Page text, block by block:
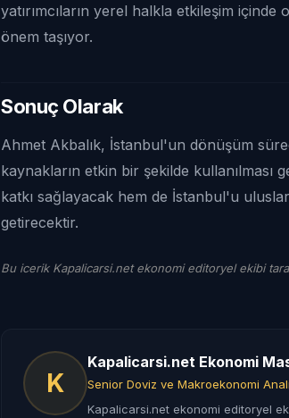
yatırımcıların yerel halkla etkileşim
önem taşıyor.
Sonuç Olarak
Ahmet Akbalık, İstanbul'un dönüşüm
kaynakların etkin bir şekilde kullanılması
katkı sağlayacak hem de İstanbul'u
getirecektir.
Bu icerik Kapalicarsi.net ekonomi editoryel ekibi
K
Kapalicarsi.net Ekonomi
Senior Doviz ve Makroekonomi
Kapalicarsi.net ekonomi editoryel